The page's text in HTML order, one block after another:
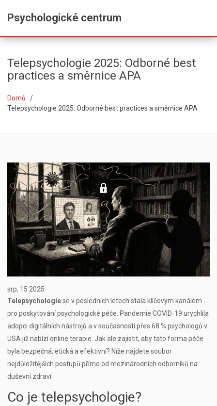
Psychologické centrum
Telepsychologie 2025: Odborné best
practices a směrnice APA
Domů
Telepsychologie 2025: Odborné best practices a směrnice APA
srp, 15 2025
Telepsychologiese v posledních letech stala klíčovým kanálem
pro poskytování psychologické péče. Pandemie COVID‑19 urychlila
adopci digitálních nástrojů a v současnosti přes 68 % psychologů v
USA již nabízí online terapie. Jak ale zajistit, aby tato forma péče
byla bezpečná, etická a efektivní? Níže najdete soubor
nejdůležitějších postupů přímo od mezinárodních odborníků na
duševní zdraví.
Co je telepsychologie?